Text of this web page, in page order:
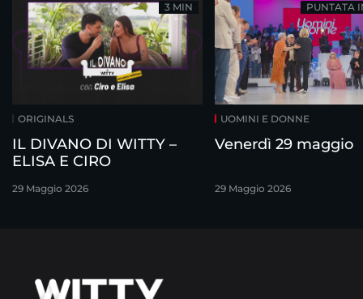
ORIGINALS
IL DIVANO DI WITTY –
ELISA E CIRO
29 Maggio 2026
3 MIN
UOMINI E DONNE
Venerdì 29 maggio
29 Maggio 2026
PUNTATA